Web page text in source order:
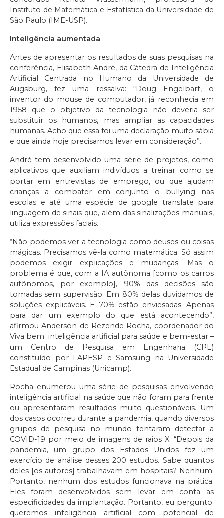
Instituto de Matemática e Estatística da Universidade de
São Paulo (IME-USP).
Inteligência aumentada
Antes de apresentar os resultados de suas pesquisas na
conferência, Elisabeth André, da Cátedra de Inteligência
Artificial Centrada no Humano da Universidade de
Augsburg, fez uma ressalva: “Doug Engelbart, o
inventor do mouse de computador, já reconhecia em
1958 que o objetivo da tecnologia não deveria ser
substituir os humanos, mas ampliar as capacidades
humanas. Acho que essa foi uma declaração muito sábia
e que ainda hoje precisamos levar em consideração”.
André tem desenvolvido uma série de projetos, como
aplicativos que auxiliam indivíduos a treinar como se
portar em entrevistas de emprego, ou que ajudam
crianças a combater em conjunto o bullying nas
escolas e até uma espécie de google translate para
linguagem de sinais que, além das sinalizações manuais,
utiliza expressões faciais.
“Não podemos ver a tecnologia como deuses ou coisas
mágicas. Precisamos vê-la como matemática. Só assim
podemos exigir explicações e mudanças. Mas o
problema é que, com a IA autônoma [como os carros
autônomos, por exemplo], 90% das decisões são
tomadas sem supervisão. Em 80% delas duvidamos de
soluções explicáveis. E 70% estão enviesadas. Apenas
para dar um exemplo do que está acontecendo”,
afirmou Anderson de Rezende Rocha, coordenador do
Viva bem: inteligência artificial para saúde e bem-estar –
um Centro de Pesquisa em Engenharia (CPE)
constituído por FAPESP e Samsung na Universidade
Estadual de Campinas (Unicamp).
Rocha enumerou uma série de pesquisas envolvendo
inteligência artificial na saúde que não foram para frente
ou apresentaram resultados muito questionáveis. Um
dos casos ocorreu durante a pandemia, quando diversos
grupos de pesquisa no mundo tentaram detectar a
COVID-19 por meio de imagens de raios X. “Depois da
pandemia, um grupo dos Estados Unidos fez um
exercício de análise desses 200 estudos. Sabe quantos
deles [os autores] trabalhavam em hospitais? Nenhum.
Portanto, nenhum dos estudos funcionava na prática.
Eles foram desenvolvidos sem levar em conta as
especificidades da implantação. Portanto, eu pergunto:
queremos inteligência artificial com potencial de